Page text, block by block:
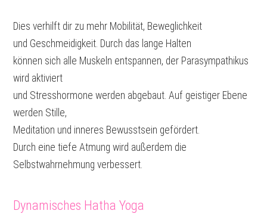
Dies verhilft dir zu mehr Mobilität, Beweglichkeit
und Geschmeidigkeit. Durch das lange Halten
können sich alle Muskeln entspannen, der Parasympathikus
wird aktiviert
und Stresshormone werden abgebaut. Auf geistiger Ebene
werden Stille,
Meditation und inneres Bewusstsein gefördert.
Durch eine tiefe Atmung wird außerdem die
Selbstwahrnehmung verbessert.
Dynamisches Hatha Yoga